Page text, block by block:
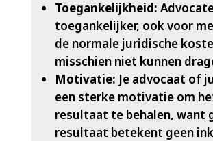
Toegankelijkheid:
toegankelijker, ook voor
de normale juridische
misschien niet kunnen
Motivatie: Je advocaat of
een sterke motivatie om
resultaat te behalen, want
resultaat betekent geen